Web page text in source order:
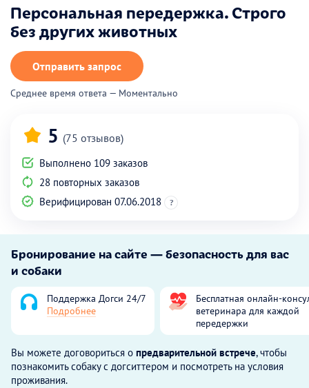
Персональная передержка. Строго
без других животных
Отправить запрос
Среднее время ответа — Моментально
5 (75 отзывов)
Выполнено 109 заказов
28 повторных заказов
Верифицирован 07.06.2018
?
Бронирование на сайте — безопасность для вас
и собаки
Поддержка Догси 24/7
Подробнее
Бесплатная онлайн-
ветеринара для каждой
передержки
Вы можете договориться о предварительной встрече, чтобы
познакомить собаку с догситтером и посмотреть на условия
проживания.